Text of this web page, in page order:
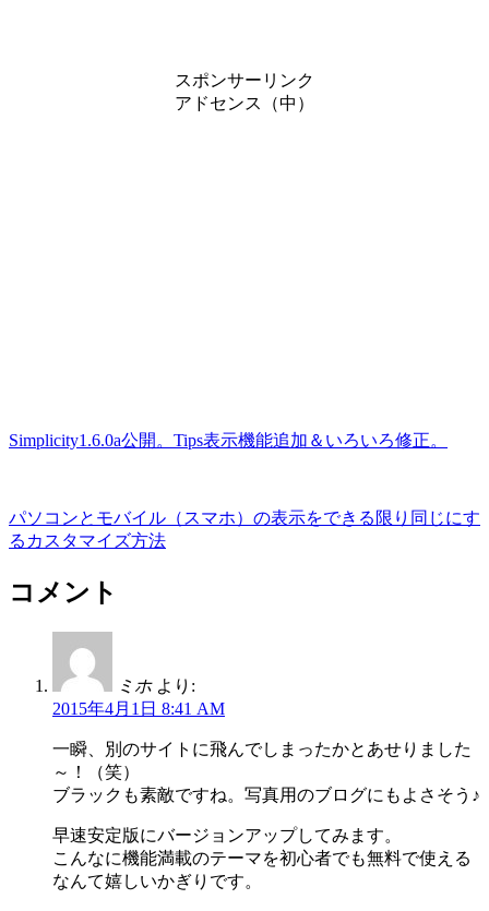
スポンサーリンク
アドセンス（中）
Simplicity1.6.0a公開。Tips表示機能追加＆いろいろ修正。
パソコンとモバイル（スマホ）の表示をできる限り同じにす
るカスタマイズ方法
コメント
ミホ より:
2015年4月1日 8:41 AM
一瞬、別のサイトに飛んでしまったかとあせりました
～！（笑）
ブラックも素敵ですね。写真用のブログにもよさそう♪
早速安定版にバージョンアップしてみます。
こんなに機能満載のテーマを初心者でも無料で使える
なんて嬉しいかぎりです。